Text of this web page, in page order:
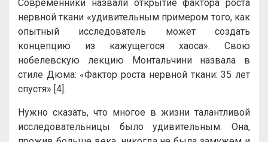
Современники назвали открытие фактора роста
нервной ткани «удивительным примером того, как
опытный исследователь может создать
концепцию из кажущегося хаоса». Свою
нобелевскую лекцию Монтальчини назвала в
стиле Дюма: «Фактор роста нервной ткани: 35 лет
спустя» [4].
Нужно сказать, что многое в жизни талантливой
исследовательницы было удивительным. Она,